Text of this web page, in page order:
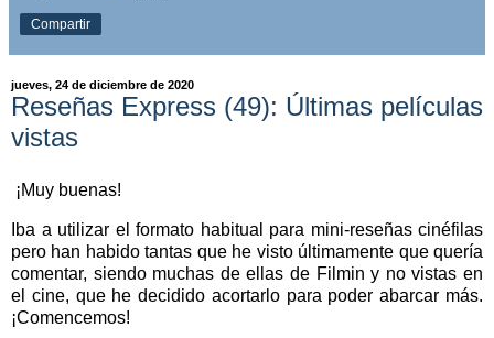
Compartir
jueves, 24 de diciembre de 2020
Reseñas Express (49): Últimas películas
vistas
¡Muy buenas!
Iba a utilizar el formato habitual para mini-reseñas cinéfilas
pero han habido tantas que he visto últimamente que quería
comentar, siendo muchas de ellas de Filmin y no vistas en
el cine, que he decidido acortarlo para poder abarcar más.
¡Comencemos!